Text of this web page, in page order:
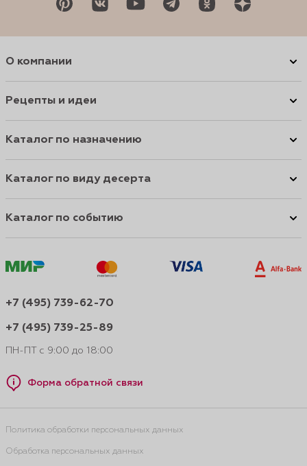
О компании
Рецепты и идеи
Каталог по назначению
Каталог по виду десерта
Каталог по событию
+7 (495) 739-62-70
+7 (495) 739-25-89
ПН-ПТ с 9:00 до 18:00
Форма обратной связи
Политика обработки персональных данных
Обработка персональных данных